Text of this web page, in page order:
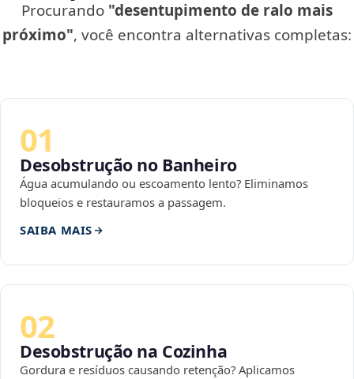
Procurando "desentupimento de ralo mais
próximo", você encontra alternativas completas:
01
Desobstrução no Banheiro
Água acumulando ou escoamento lento? Eliminamos
bloqueios e restauramos a passagem.
SAIBA MAIS
02
Desobstrução na Cozinha
Gordura e resíduos causando retenção? Aplicamos